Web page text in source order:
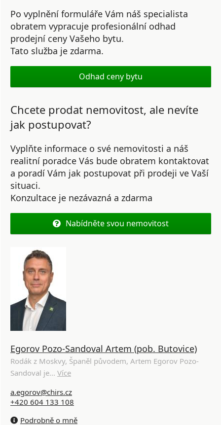
Po vyplnění formuláře Vám náš specialista
obratem vypracuje profesionální odhad
prodejní ceny Vašeho bytu.
Tato služba je zdarma.
Odhad ceny bytu
Chcete prodat nemovitost, ale nevíte
jak postupovat?
Vyplňte informace o své nemovitosti a náš
realitní poradce Vás bude obratem kontaktovat
a poradí Vám jak postupovat při prodeji ve Vaší
situaci.
Konzultace je nezávazná a zdarma
Nabídněte svou nemovitost
Egorov Pozo-Sandoval Artem (pob. Butovice)
Rodák z Moskvy, Španěl původem, Artem Egorov Pozo-
Sandoval je... Více
a.egorov@chirs.cz
+420 604 133 108
Podrobně o mně